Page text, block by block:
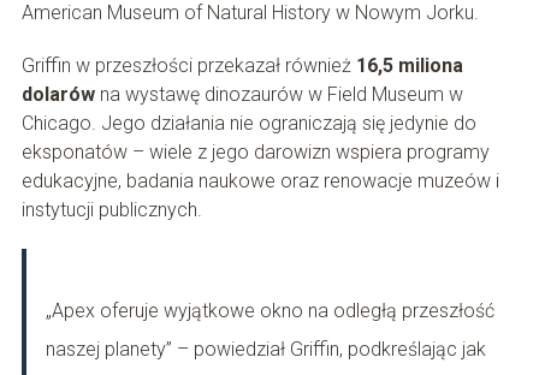
American Museum of Natural History w Nowym Jorku.
Griffin w przeszłości przekazał również 16,5 miliona
dolarówna wystawę dinozaurów w Field Museum w
Chicago. Jego działania nie ograniczają się jedynie do
eksponatów – wiele z jego darowizn wspiera programy
edukacyjne, badania naukowe oraz renowacje muzeów i
instytucji publicznych.
„Apex oferuje wyjątkowe okno na odległą przeszłość
naszej planety” – powiedział Griffin, podkreślając jak